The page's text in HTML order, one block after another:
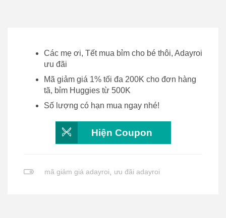
Các mẹ ơi, Tết mua bỉm cho bé thôi, Adayroi
ưu đãi
Mã giảm giá 1% tối đa 200K cho đơn hàng
tã, bỉm Huggies từ 500K
Số lượng có hạn mua ngay nhé!
Hiện Coupon
mã giảm giá adayroi, ưu đãi adayroi